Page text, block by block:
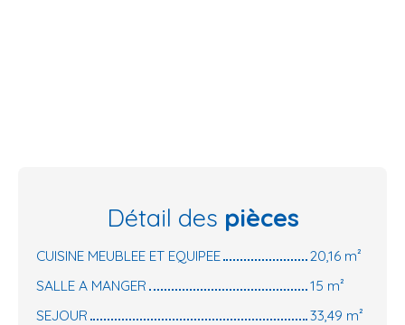
Détail des pièces
CUISINE MEUBLEE ET EQUIPEE
20,16 m²
SALLE A MANGER
15 m²
SEJOUR
33,49 m²